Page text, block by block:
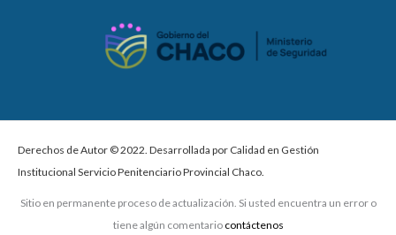
Derechos de Autor © 2022. Desarrollada por Calidad en Gestión
Institucional Servicio Penitenciario Provincial Chaco.
Sitio en permanente proceso de actualización. Si usted encuentra un error o
tiene algún comentario contáctenos